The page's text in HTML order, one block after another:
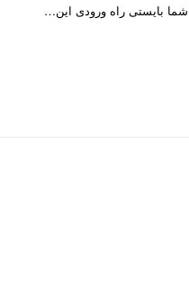
شما بایستی راه ورودی این…